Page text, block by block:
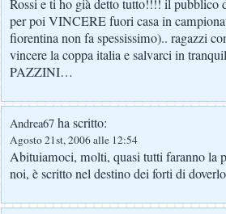
Rossi e ti ho già detto tutto!!!! il pubblico
per poi VINCERE fuori casa in
fiorentina non fa spessissimo).. ragazzi
vincere la coppa italia e salvarci in
PAZZINI…
Andrea67 ha scritto:
Agosto 21st, 2006 alle 12:54
Abituiamoci, molti, quasi tutti faranno la
noi, è scritto nel destino dei forti di